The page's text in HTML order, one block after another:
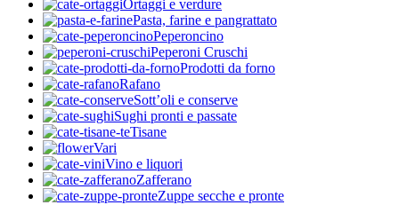
Ortaggi e verdure
Pasta, farine e pangrattato
Peperoncino
Peperoni Cruschi
Prodotti da forno
Rafano
Sott’oli e conserve
Sughi pronti e passate
Tisane
Vari
Vino e liquori
Zafferano
Zuppe secche e pronte